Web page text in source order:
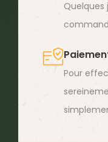
Quelques
Pour